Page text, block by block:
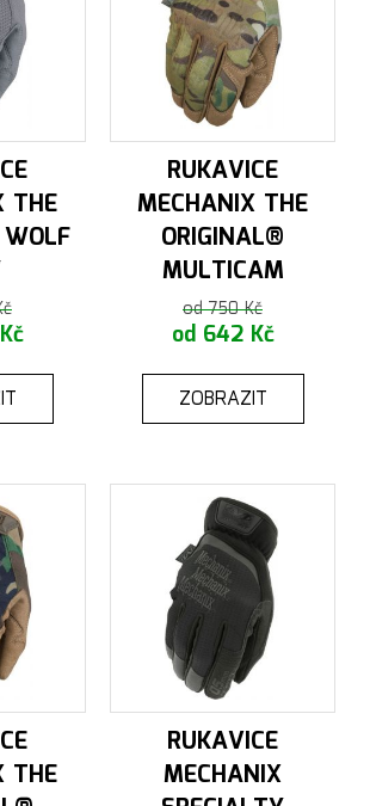
THE
RUKAVICE
MECHANIX THE
ORIGINAL®
MULTICAM
od 750 Kč
od 642 Kč
ZOBRAZIT
THE
RUKAVICE
MECHANIX